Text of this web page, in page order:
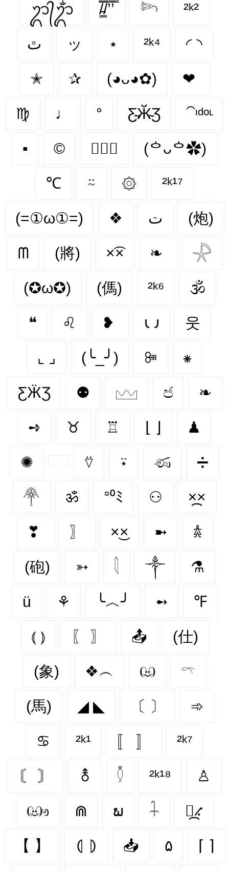
ᬊ᭄ᬊᬁ /̵͇̿̿/’̿’̿ 𓆸 ²ᵏ²
ٿ ッ ⋆ ²ᵏ⁴ ◜ ◝
✭ ✰ (◕ᴗ◕✿) ❤
♍︎ ♩ ° Ƹ̴Ӂ̴Ʒ ⁀ᶦᵈᵒᶫ
▪ ©️ ♡ྀི (ᅌᴗᅌ✿)
℃ ⍨ ۞ ²ᵏ¹⁷
(=①ω①=) ❖ ت (炮)
ᗰ (將) ×͡× ❧ 𓇻
(✪ω✪) (傌) ²ᵏ⁶ 🕉
❝ ♌︎ ❥ 𐑧 𐑨 웃
⌞ ⌟ (╰_╯) ꔼ ⁕
ƸӜƷ ⚉ 𓈉 ජ ❧
➺ ♉︎ ♖ ♟
✺ ⍢ ⍣ ණ ➗
𓋇 ॐ °⁰ﾐ ⚇ ×᷼×
❣ 〗 ×͜× ➼ 𖠋
(砲) ➳ 𓇛 ༒ ⚗
ü ⚘ ╰︿╯ ➻ ℉
⦅ ⦆ 〖 〗 📤 (仕)
(象) ❖︵ ඏ 𓍼
(馬) ◢ ◣ 〔 〕 ➾
♋︎ ²ᵏ¹ ²ᵏ⁷
〘 〙 ⚨ 𓇟 ²ᵏ¹⁸ ♙
ඐ ⋒ ພ 𓇑 ⳻᷼⳺
【 】 ⦇ ⦈ 📥 ۵ ⌈ ⌉